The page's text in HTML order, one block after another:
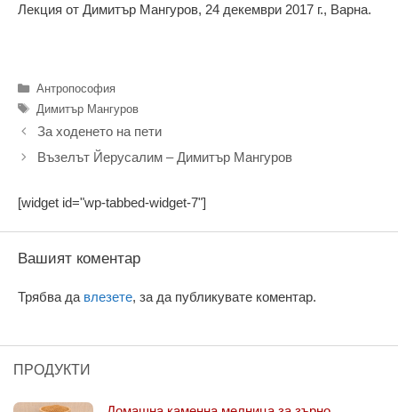
Лекция от Димитър Мангуров, 24 декември 2017 г., Варна.
Категории
Антропософия
Етикети
Димитър Мангуров
За ходенето на пети
Възелът Йерусалим – Димитър Мангуров
[widget id="wp-tabbed-widget-7"]
Вашият коментар
Трябва да влезете, за да публикувате коментар.
ПРОДУКТИ